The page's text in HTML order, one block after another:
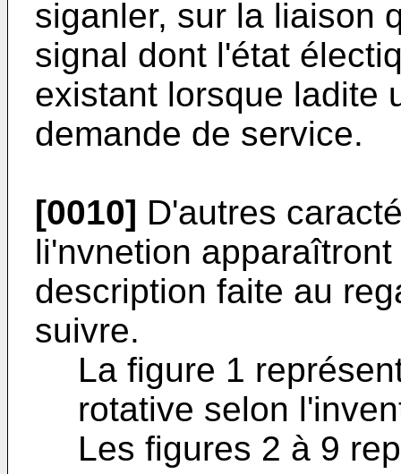
siganler, sur la liaison
signal dont l'état
existant lorsque ladite
demande de service.
[0010] D'autres
li'nvnetion
description faite au
suivre.
La figure 1
rotative selon
Les figures 2 à 9